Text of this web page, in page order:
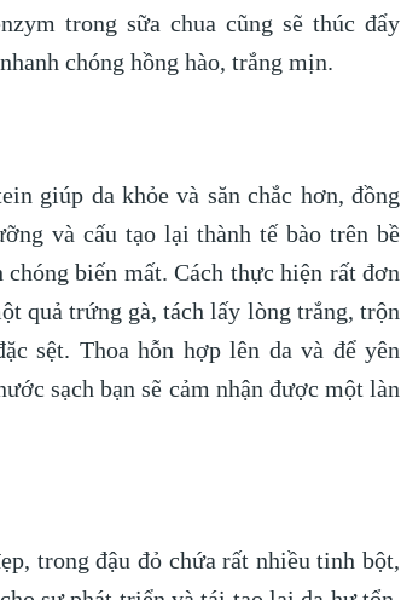
trong sữa chua cũng sẽ thúc đẩy
chóng hồng hào, trắng mịn.
giúp da khỏe và săn chắc hơn, đồng
và cấu tạo lại thành tế bào trên bề
biến mất. Cách thực hiện rất đơn
quả trứng gà, tách lấy lòng trắng, trộn
sệt. Thoa hỗn hợp lên da và để yên
sạch bạn sẽ cảm nhận được một làn
trong đậu đỏ chứa rất nhiều tinh bột,